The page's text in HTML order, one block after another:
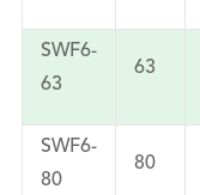
SWF6-
63
63
SWF6-
80
80